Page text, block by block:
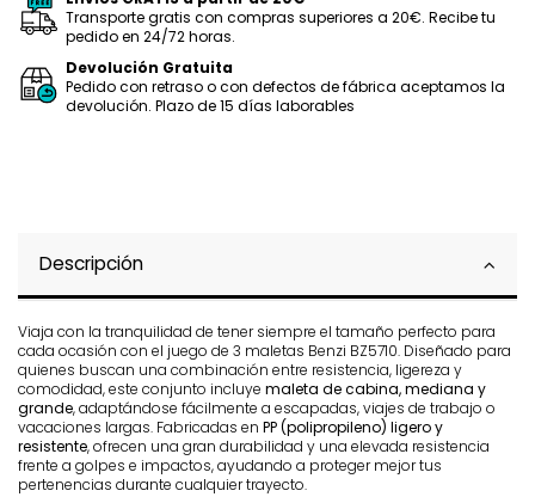
Transporte gratis con compras superiores a 20€. Recibe tu
pedido en 24/72 horas.
Devolución Gratuita
Pedido con retraso o con defectos de fábrica aceptamos la
devolución. Plazo de 15 días laborables
Descripción
Viaja con la tranquilidad de tener siempre el tamaño perfecto para
cada ocasión con el juego de 3 maletas Benzi BZ5710. Diseñado para
quienes buscan una combinación entre resistencia, ligereza y
comodidad, este conjunto incluye maleta de cabina, mediana y
grande, adaptándose fácilmente a escapadas, viajes de trabajo o
vacaciones largas. Fabricadas en PP (polipropileno) ligero y
resistente, ofrecen una gran durabilidad y una elevada resistencia
frente a golpes e impactos, ayudando a proteger mejor tus
pertenencias durante cualquier trayecto.